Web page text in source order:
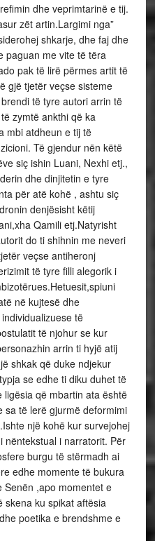
dhe veprimtarinë e tij.
zët artin.Largimi nga”
shkarje, dhe faj dhe
paguan me vite të tëra
pak të lirë përmes artit të
gjë tjetër veçse sisteme
të tyre autori arrin të
zymtë ankthi që ka
mbi atdheun e tij të
Të gjendur nën këtë
siç ishin Luani, Nexhi etj.,
dhe dinjitetin e tyre
për atë kohë , ashtu siç
denjësisht këtij
Qamili etj.Natyrisht
do ti shihnin me neveri
veçse antiheronj
të tyre filli alegorik i
në kujtesë dhe
të
të njohur se kur
arrin ti hyjë atij
shkak që duke ndjekur
se edhe ti diku duhet të
që mbartin ata është
sa të lerë gjurmë deformimi
një kohë kur survejohej
nëntekstual i narratorit. Për
burgu të stërmadh ai
edhe momente të bukura
Senën ,apo momentet e
skena ku spikat aftësia
poetika e brendshme e